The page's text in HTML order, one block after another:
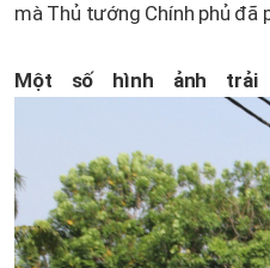
mà Thủ tướng Chính phủ đã
Một số hình ảnh trải